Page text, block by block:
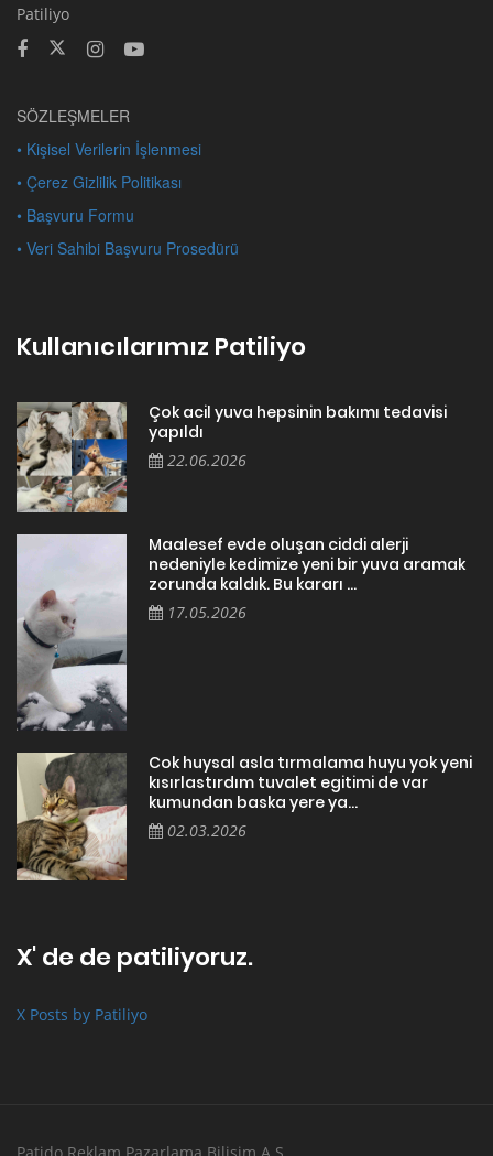
Patiliyo
SÖZLEŞMELER
• Kişisel Verilerin İşlenmesi
• Çerez Gizlilik Politikası
• Başvuru Formu
• Veri Sahibi Başvuru Prosedürü
Kullanıcılarımız Patiliyo
Çok acil yuva hepsinin bakımı tedavisi
yapıldı
22.06.2026
Maalesef evde oluşan ciddi alerji
nedeniyle kedimize yeni bir yuva aramak
zorunda kaldık. Bu kararı ...
17.05.2026
Cok huysal asla tırmalama huyu yok yeni
kısırlastırdım tuvalet egitimi de var
kumundan baska yere ya...
02.03.2026
X' de de patiliyoruz.
X Posts by Patiliyo